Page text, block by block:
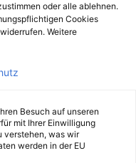
oder alle ablehnen.
Cookies
Weitere
Besuch auf unseren
mit Ihrer Einwilligung
verstehen, was wir
werden in der EU